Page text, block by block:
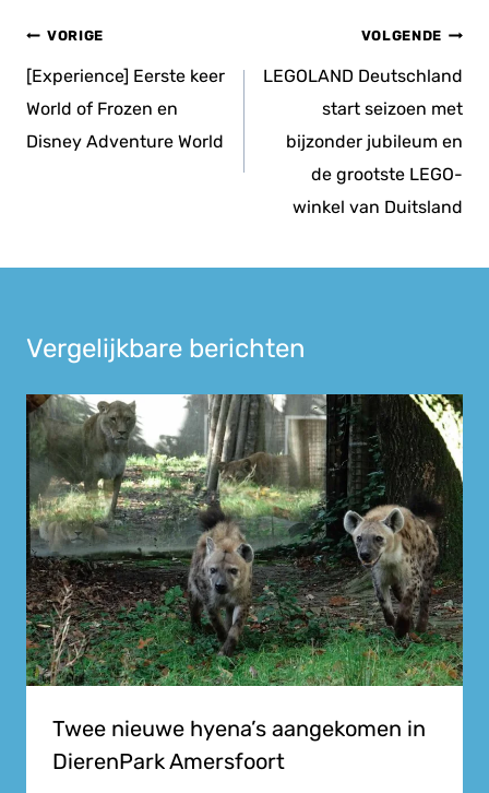
Bericht
navigatie
VORIGE
[Experience] Eerste keer
World of Frozen en
Disney Adventure World
VOLGENDE
LEGOLAND Deutschland
start seizoen met
bijzonder jubileum en
de grootste LEGO-
winkel van Duitsland
Vergelijkbare berichten
Twee nieuwe hyena’s aangekomen in
DierenPark Amersfoort